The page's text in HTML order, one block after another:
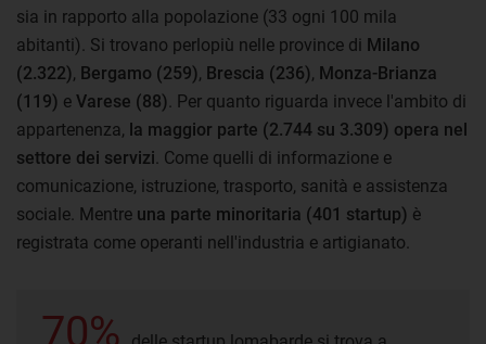
sia in rapporto alla popolazione (33 ogni 100 mila
abitanti). Si trovano perlopiù nelle province di Milano
(2.322), Bergamo (259), Brescia (236), Monza-Brianza
(119) e Varese (88). Per quanto riguarda invece l'ambito di
appartenenza, la maggior parte (2.744 su 3.309) opera nel
settore dei servizi. Come quelli di informazione e
comunicazione, istruzione, trasporto, sanità e assistenza
sociale. Mentre una parte minoritaria (401 startup) è
registrata come operanti nell'industria e artigianato.
70%